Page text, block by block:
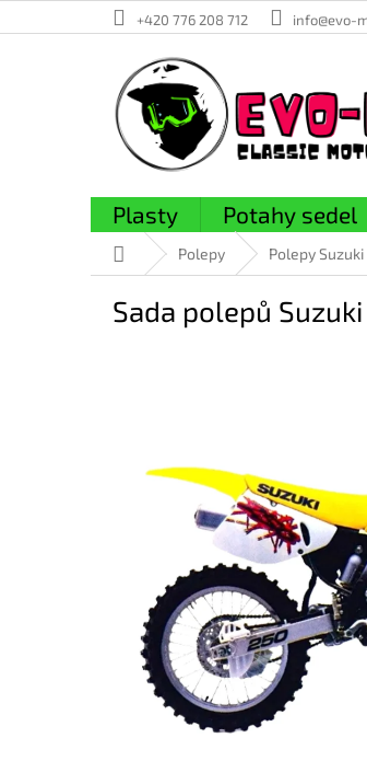
na
+420 776 208 712 info@evo-
Plasty Potahy sedel
Domů Polepy Polepy Suzuki
Sada polepů